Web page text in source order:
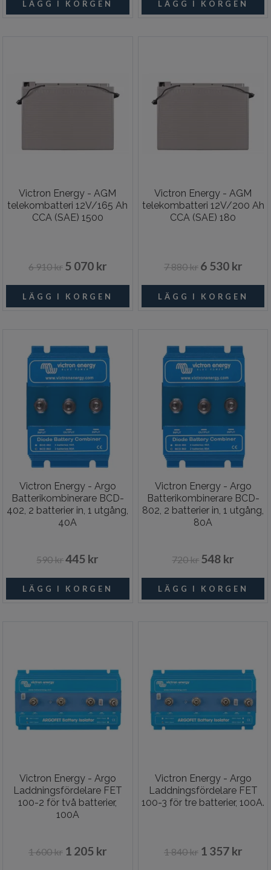
Victron Energy - AGM
telekombatteri 12V/165 Ah
CCA (SAE) 1500
6 910 kr 5 070 kr
Victron Energy - AGM
telekombatteri 12V/200 Ah
CCA (SAE) 180
7 880 kr 6 530 kr
Victron Energy - Argo
Batterikombinerare BCD-
402, 2 batterier in, 1 utgång,
40A
590 kr445 kr
Victron Energy - Argo
Batterikombinerare BCD-
802, 2 batterier in, 1 utgång,
80A
720 kr 548 kr
Victron Energy - Argo
Laddningsfördelare FET
100-2 för två batterier,
100A
1 600 kr 1 205 kr
Victron Energy - Argo
Laddningsfördelare FET
100-3 för tre batterier, 100A.
1 840 kr 1 357 kr